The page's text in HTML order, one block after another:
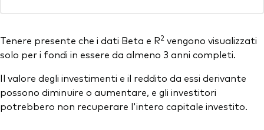
Tenere presente che i dati Beta e R2 vengono visualizzati
solo per i fondi in essere da almeno 3 anni completi.
Il valore degli investimenti e il reddito da essi derivante
possono diminuire o aumentare, e gli investitori
potrebbero non recuperare l'intero capitale investito.